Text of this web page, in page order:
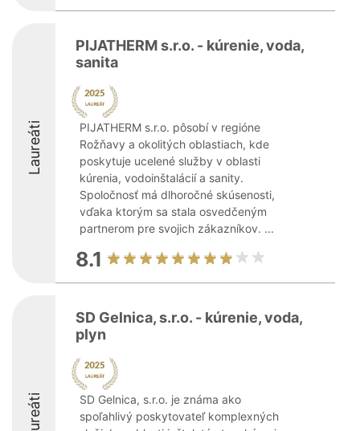
Laureáti
PIJATHERM s.r.o. - kúrenie, voda,
sanita
PIJATHERM s.r.o. pôsobí v regióne
Rožňavy a okolitých oblastiach, kde
poskytuje ucelené služby v oblasti
kúrenia, vodoinštalácií a sanity.
Spoločnosť má dlhoročné skúsenosti,
vďaka ktorým sa stala osvedčeným
partnerom pre svojich zákazníkov. ...
8.1
Laureáti
SD Gelnica, s.r.o. - kúrenie, voda,
plyn
SD Gelnica, s.r.o. je známa ako
spoľahlivý poskytovateľ komplexných